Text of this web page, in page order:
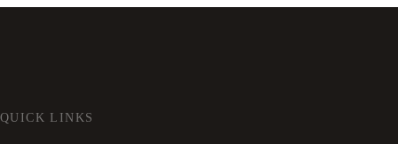
QUICK LINKS